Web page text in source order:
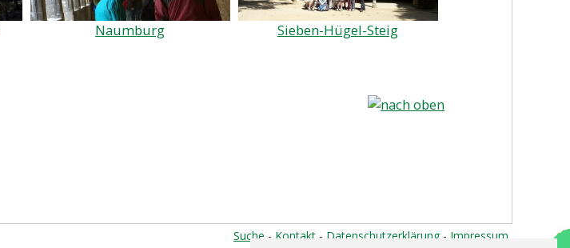
Naumburg
Sieben-Hügel-Steig
nach oben
Suche - Kontakt - Datenschutzerklärung- Impressum